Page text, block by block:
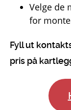
Velge de
for
Fyll ut
pris på